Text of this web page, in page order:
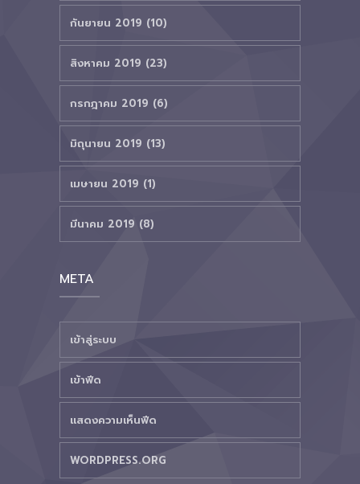
กันยายน 2019 (10)
สิงหาคม 2019 (23)
กรกฎาคม 2019 (6)
มิถุนายน 2019 (13)
เมษายน 2019 (1)
มีนาคม 2019 (8)
META
เข้าสู่ระบบ
เข้าฟีด
แสดงความเห็นฟีด
WORDPRESS.ORG